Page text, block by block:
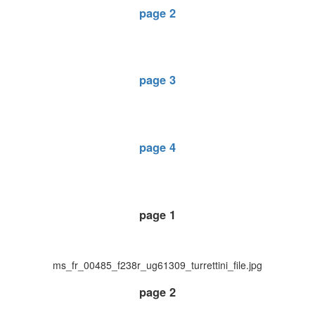
page 2
page 3
page 4
page 1
ms_fr_00485_f238r_ug61309_turrettini_file.jpg
page 2